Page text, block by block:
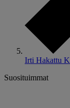
Irti Hakattu
Suosituimmat